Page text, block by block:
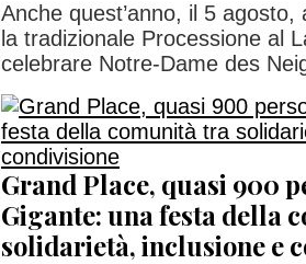
Anche quest’anno, il 5
la tradizionale Processione al
celebrare Notre-Dame des
Grand Place, quasi 900
Gigante: una festa della
solidarietà, inclusione e